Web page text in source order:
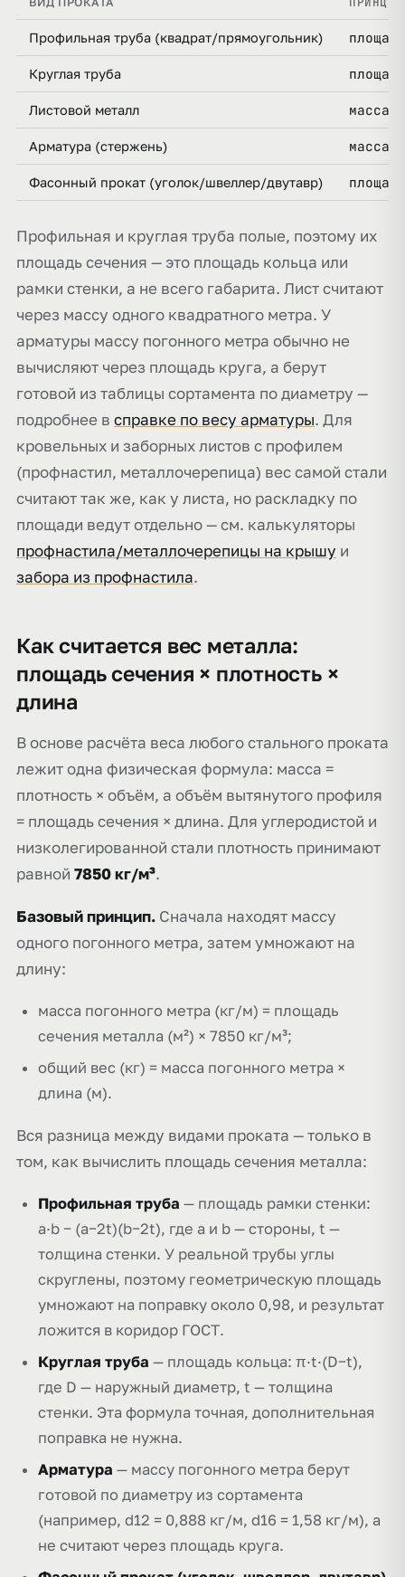
Профильная труба (квадрат/прямоугольник)
Круглая труба
Листовой металл масса
Арматура (стержень) масса
Фасонный прокат (уголок/швеллер/двутавр)
Профильная и круглая труба полые, поэтому их
площадь сечения — это площадь кольца или
рамки стенки, а не всего габарита. Лист считают
через массу одного квадратного метра. У
арматуры массу погонного метра обычно не
вычисляют через площадь круга, а берут
готовой из таблицы сортамента по диаметру —
подробнее в справке по весу арматуры. Для
кровельных и заборных листов с профилем
(профнастил, металлочерепица) вес самой стали
считают так же, как у листа, но раскладку по
площади ведут отдельно — см. калькуляторы
профнастила/металлочерепицы на крышу и
забора из профнастила.
Как считается вес металла:
площадь сечения × плотность ×
длина
В основе расчёта веса любого стального проката
лежит одна физическая формула: масса =
плотность × объём, а объём вытянутого профиля
= площадь сечения × длина. Для углеродистой и
низколегированной стали плотность принимают
равной 7850 кг/м³.
Базовый принцип. Сначала находят массу
одного погонного метра, затем умножают на
длину:
масса погонного метра (кг/м) = площадь
сечения металла (м²) × 7850 кг/м³;
общий вес (кг) = масса погонного метра ×
длина (м).
Вся разница между видами проката — только в
том, как вычислить площадь сечения металла:
Профильная труба — площадь рамки стенки:
a·b − (a−2t)(b−2t), где a и b — стороны, t —
толщина стенки. У реальной трубы углы
скруглены, поэтому геометрическую площадь
умножают на поправку около 0,98, и результат
ложится в коридор ГОСТ.
Круглая труба — площадь кольца: π·t·(D−t),
где D — наружный диаметр, t — толщина
стенки. Эта формула точная, дополнительная
поправка не нужна.
Арматура — массу погонного метра берут
готовой по диаметру из сортамента
(например, d12 = 0,888 кг/м, d16 = 1,58 кг/м), а
не считают через площадь круга.